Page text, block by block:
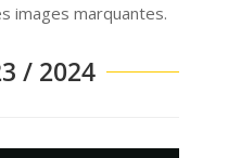
images marquantes.
/ 2024